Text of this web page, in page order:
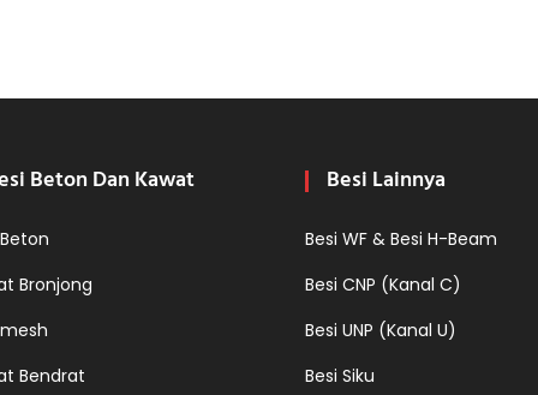
Beton Dan Kawat
Bronjong
Bendrat
Besi Lainnya
Besi WF & Besi H-Beam
Besi CNP (Kanal C)
Besi UNP (Kanal U)
Besi Siku